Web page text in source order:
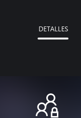
DETALLES